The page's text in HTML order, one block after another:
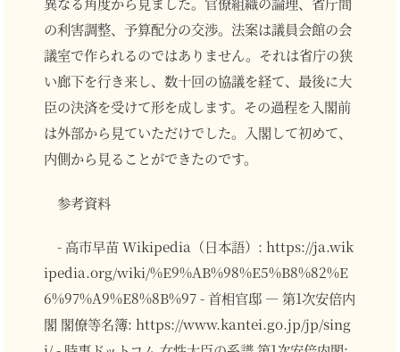
の利害調整、予算配分の交渉。法案は議員会館の会
議室で作られるのではありません。それは省庁の狭
い廊下を行き来し、数十回の協議を経て、最後に大
臣の決済を受けて形を成します。その過程を入閣前
は外部から見ていただけでした。入閣して初めて、
内側から見ることができたのです。
参考資料
- 高市早苗 Wikipedia（日本語）: https://ja.wik
ipedia.org/wiki/%E9%AB%98%E5%B8%82%E
6%97%A9%E8%8B%97 - 首相官邸 ― 第1次安倍内
閣 閣僚等名簿: https://www.kantei.go.jp/jp/sing